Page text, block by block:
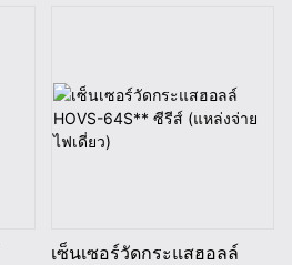
เซ็นเซอร์วัดกระแสฮอลล์